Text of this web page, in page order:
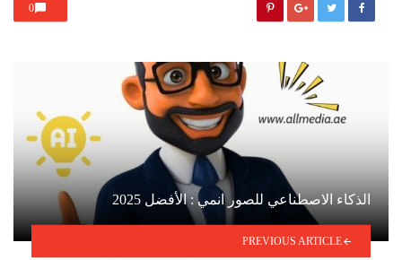
0
الذكاء الاصطناعي للصور انمي : الأفضل 2025
PREVIOUS ARTICLE